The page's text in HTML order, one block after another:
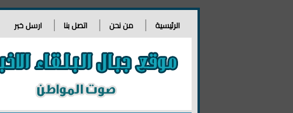
الرئيسية من نحن اتصل بنا ارسل خبر